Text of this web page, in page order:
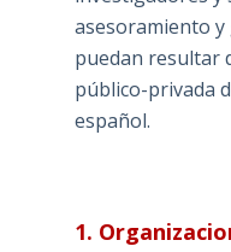
asesoramiento y
puedan resultar
público-privada
español.
1.